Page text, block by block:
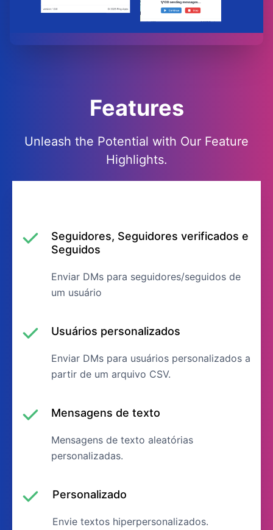
Features
Unleash the Potential with Our Feature
Highlights.
Seguidores, Seguidores verificados e
Seguidos
Enviar DMs para seguidores/seguidos de
um usuário
Usuários personalizados
Enviar DMs para usuários personalizados a
partir de um arquivo CSV.
Mensagens de texto
Mensagens de texto aleatórias
personalizadas.
Personalizado
Envie textos hiperpersonalizados.